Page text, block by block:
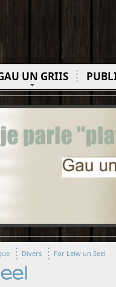
UN GRIIS
Divers For Leiw un Seel